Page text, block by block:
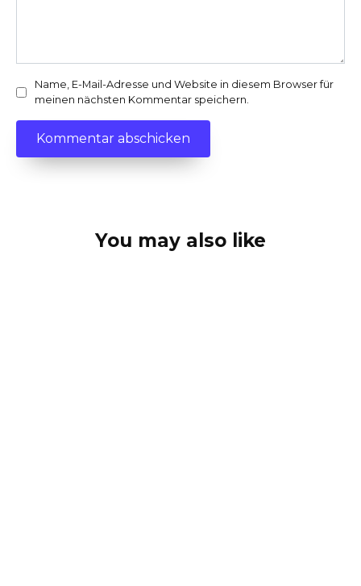
Name, E-Mail-Adresse und Website in diesem Browser für
meinen nächsten Kommentar speichern.
You may also like